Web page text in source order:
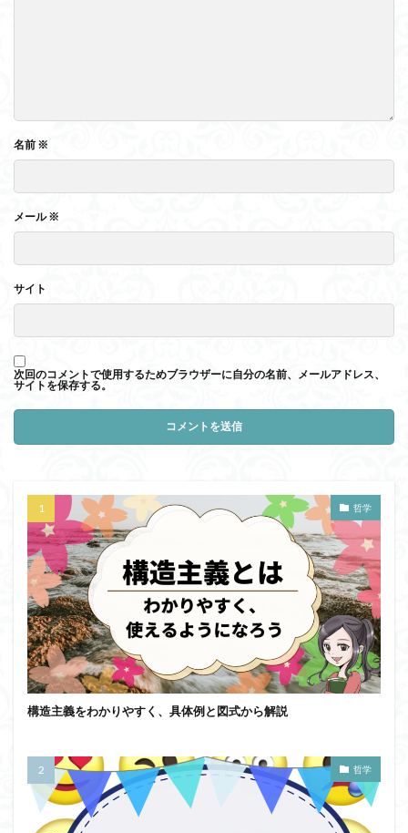
名前 ※
メール※
サイト
次回のコメントで使用するためブラウザーに自分の名前、メールアドレス、
サイトを保存する。
哲学
構造主義をわかりやすく、具体例と図式から解説
哲学